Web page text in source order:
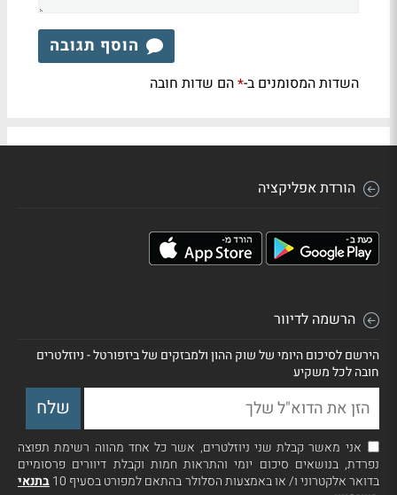
הוסף תגובה
השדות המסומנים ב-*הם שדות חובה
הורדת אפליקציה
הרשמה לדיוור
הירשם לסיכום היומי של שוק ההון ולמבזקים של ביזפורטל - ניוזלטרים
חובה לכל משקיע
אני מאשר קבלת שני ניוזלטרים, אשר כל אחד מהווה רשימת תפוצה
נפרדת, בנושאים סיכום יומי והתראות חמות וקבלת דיוורים פרסומיים
בדואר אלקטרוני ו/ או באמצעות הסלולר בהתאם למפורט בסעיף 10
בתנאי